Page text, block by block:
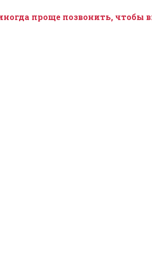
проще позвонить, чтобы